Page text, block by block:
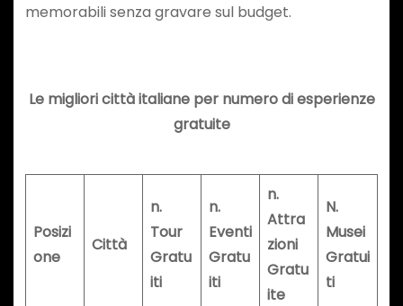
memorabili senza gravare sul budget.
Le migliori città italiane per numero di esperienze
gratuite
Posizi
one
Città
n.
Tour
Gratu
iti
n.
Eventi
Gratu
iti
n.
Attra
zioni
Gratu
ite
N.
Musei
Gratui
ti